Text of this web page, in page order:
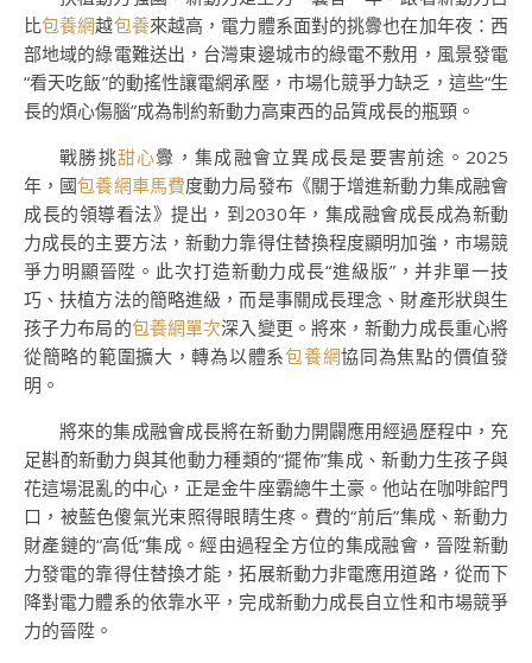
比包養網越包養來越高，電力體系面對的挑釁也在加年夜：西
部地域的綠電難送出，台灣東邊城市的綠電不敷用，風景發電
“看天吃飯”的動搖性讓電網承壓，市場化競爭力缺乏，這些“生
長的煩心傷腦”成為制約新動力高東西的品質成長的瓶頸。
戰勝挑甜心釁，集成融會立異成長是要害前途。2025
年，國包養網車馬費度動力局發布《關于增進新動力集成融會
成長的領導看法》提出，到2030年，集成融會成長成為新動
力成長的主要方法，新動力靠得住替換程度顯明加強，市場競
爭力明顯晉陞。此次打造新動力成長“進級版”，并非單一技
巧、扶植方法的簡略進級，而是事關成長理念、財產形狀與生
孩子力布局的包養網單次深入變更。將來，新動力成長重心將
從簡略的範圍擴大，轉為以體系包養網協同為焦點的價值發
明。
將來的集成融會成長將在新動力開闢應用經過歷程中，充
足斟酌新動力與其他動力種類的“擺佈”集成、新動力生孩子與
花這場混亂的中心，正是金牛座霸總牛土豪。他站在咖啡館門
口，被藍色傻氣光束照得眼睛生疼。費的“前后”集成、新動力
財產鏈的“高低”集成。經由過程全方位的集成融會，晉陞新動
力發電的靠得住替換才能，拓展新動力非電應用道路，從而下
降對電力體系的依靠水平，完成新動力成長自立性和市場競爭
力的晉陞。